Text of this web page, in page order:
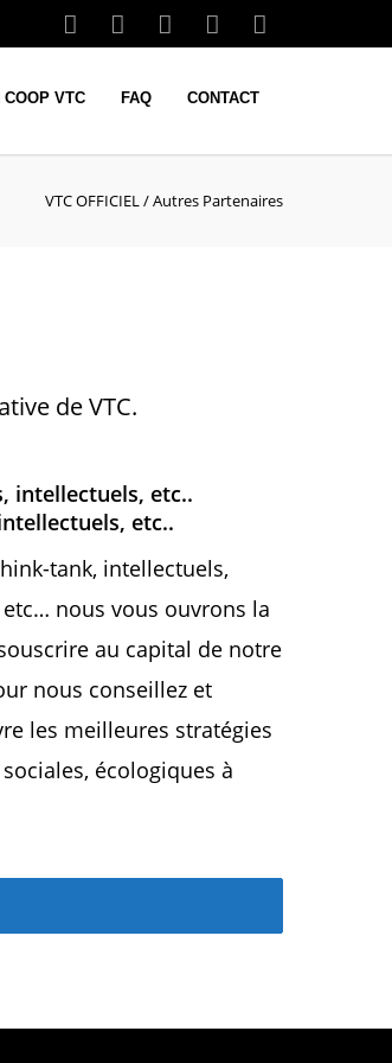
VTC FAQ CONTACT
VTC OFFICIEL/Autres Partenaires
de VTC.
etc..
tank, intellectuels,
nous vous ouvrons la
au capital de notre
nous conseillez et
les meilleures stratégies
écologiques à